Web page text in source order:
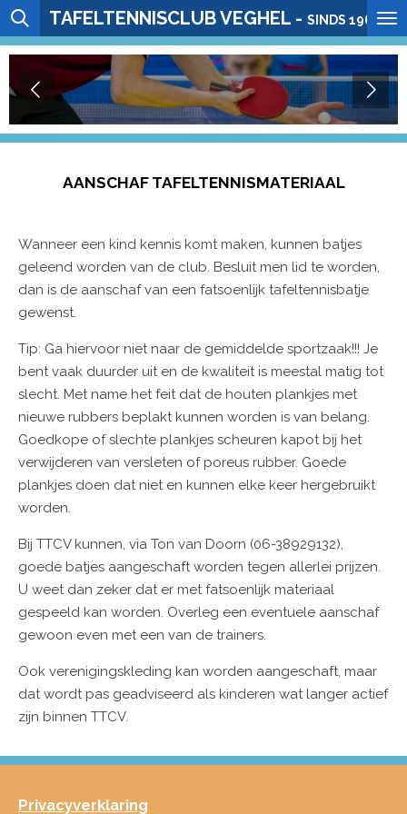
Ga
direct
de
hoofdinhoud
TAFELTENNISCLUB VEGHEL - SINDS 1964
AANSCHAF TAFELTENNISMATERIAAL
Wanneer een kind kennis komt maken, kunnen batjes
geleend worden van de club. Besluit men lid te worden,
dan is de aanschaf van een fatsoenlijk tafeltennisbatje
gewenst.
Tip: Ga hiervoor niet naar de gemiddelde sportzaak!!! Je
bent vaak duurder uit en de kwaliteit is meestal matig tot
slecht. Met name het feit dat de houten plankjes met
nieuwe rubbers beplakt kunnen worden is van belang.
Goedkope of slechte plankjes scheuren kapot bij het
verwijderen van versleten of poreus rubber. Goede
plankjes doen dat niet en kunnen elke keer hergebruikt
worden.
Bij TTCV kunnen, via Ton van Doorn (06-38929132),
goede batjes aangeschaft worden tegen allerlei prijzen.
U weet dan zeker dat er met fatsoenlijk materiaal
gespeeld kan worden. Overleg een eventuele aanschaf
gewoon even met een van de trainers.
Ook verenigingskleding kan worden aangeschaft, maar
dat wordt pas geadviseerd als kinderen wat langer actief
zijn binnen TTCV.
Privacyverklaring